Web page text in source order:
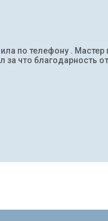
по телефону .
за что благодарность